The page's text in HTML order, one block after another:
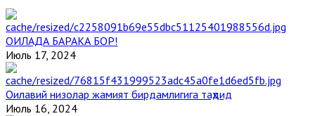
ОИЛАДА БАРАКА БОР!
Июль 17, 2024
Оилавий низолар жамият бирдамлигига таҳдид
Июль 16, 2024